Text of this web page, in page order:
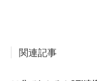
関連記事